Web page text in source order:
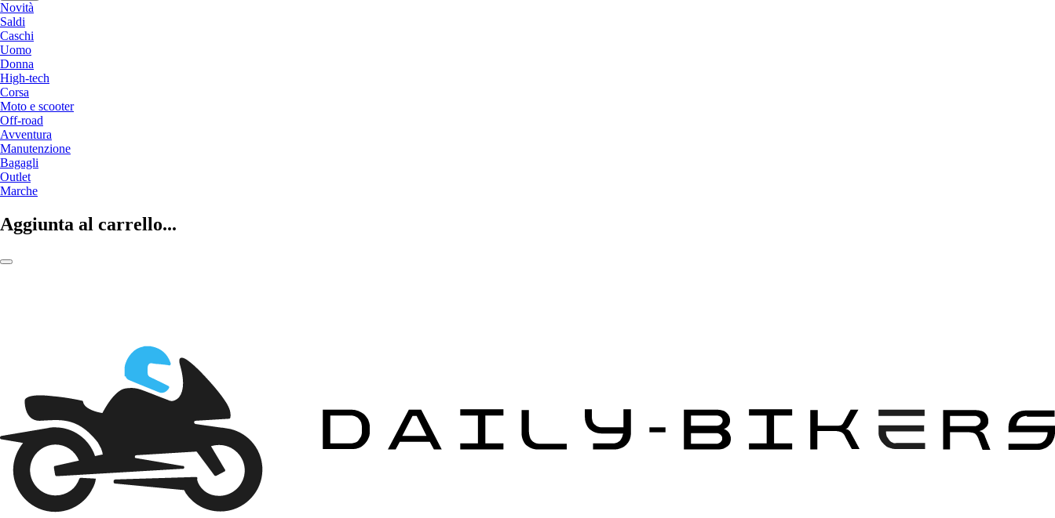
Novità
Saldi
Caschi
Uomo
Donna
High-tech
Corsa
Moto e scooter
Off-road
Avventura
Manutenzione
Bagagli
Outlet
Marche
Aggiunta al carrello...